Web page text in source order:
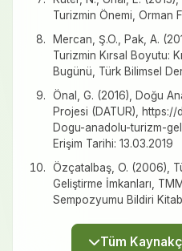
Turizmin Önemi, Orman
Mercan, Ş.O., Pak, A.
Turizmin Kırsal Boyutu:
Bugünü, Türk Bilimsel
Önal, G. (2016), Doğu
Projesi (DATUR),
Dogu-anadolu-turizm-
Erişim Tarihi: 13.03.2019
Özçatalbaş, O. (2006),
Geliştirme İmkanları,
Sempozyumu Bildiri